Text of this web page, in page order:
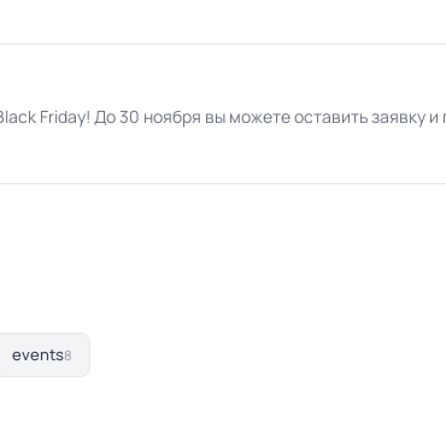
Friday! До 30 ноября вы можете оставить заявку
events8